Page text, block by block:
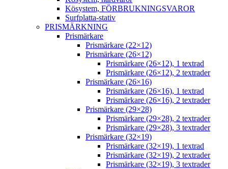
Kösystem, FÖRBRUKNINGSVAROR
Surfplatta-stativ
PRISMÄRKNING
Prismärkare
Prismärkare (22×12)
Prismärkare (26×12)
Prismärkare (26×12), 1 textrad
Prismärkare (26×12), 2 textrader
Prismärkare (26×16)
Prismärkare (26×16), 1 textrad
Prismärkare (26×16), 2 textrader
Prismärkare (29×28)
Prismärkare (29×28), 2 textrader
Prismärkare (29×28), 3 textrader
Prismärkare (32×19)
Prismärkare (32×19), 1 textrad
Prismärkare (32×19), 2 textrader
Prismärkare (32×19), 3 textrader